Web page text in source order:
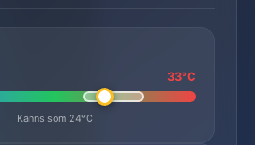
33°C
Känns som 24°C